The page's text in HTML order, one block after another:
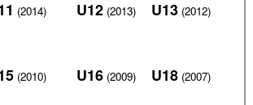
(2014) U12(2013) U13(2012)
(2010) U16(2009) U18(2007)